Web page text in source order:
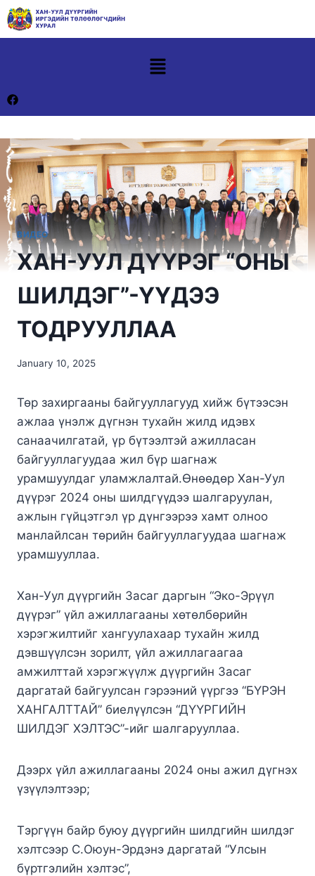
ВИДЕО
ХАН-УУЛ ДҮҮРЭГ “ОНЫ
ШИЛДЭГ”-ҮҮДЭЭ
ТОДРУУЛЛАА
January 10, 2025
Төр захиргааны байгууллагууд хийж бүтээсэн
ажлаа үнэлж дүгнэн тухайн жилд идэвх
санаачилгатай, үр бүтээлтэй ажилласан
байгууллагуудаа жил бүр шагнаж
урамшуулдаг уламжлалтай.Өнөөдөр Хан-Уул
дүүрэг 2024 оны шилдгүүдээ шалгаруулан,
ажлын гүйцэтгэл үр дүнгээрээ хамт олноо
манлайлсан төрийн байгууллагуудаа шагнаж
урамшууллаа.
Хан-Уул дүүргийн Засаг даргын “Эко-Эрүүл
дүүрэг” үйл ажиллагааны хөтөлбөрийн
хэрэгжилтийг хангуулахаар тухайн жилд
дэвшүүлсэн зорилт, үйл ажиллагаагаа
амжилттай хэрэгжүүлж дүүргийн Засаг
даргатай байгуулсан гэрээний үүргээ “БҮРЭН
ХАНГАЛТТАЙ” биелүүлсэн “ДҮҮРГИЙН
ШИЛДЭГ ХЭЛТЭС”-ийг шалгарууллаа.
Дээрх үйл ажиллагааны 2024 оны ажил дүгнэх
үзүүлэлтээр;
Тэргүүн байр буюу дүүргийн шилдгийн шилдэг
хэлтсээр С.Оюун-Эрдэнэ даргатай “Улсын
бүртгэлийн хэлтэс”,